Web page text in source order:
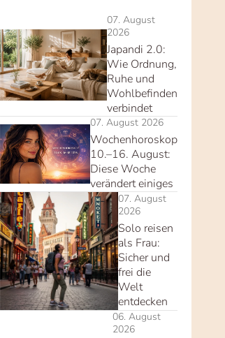
07. August
2026
Japandi 2.0:
Wie Ordnung,
Ruhe und
Wohlbefinden
verbindet
07. August 2026
Wochenhoroskop
10.–16. August:
Diese Woche
verändert einiges
07. August
2026
Solo reisen
als Frau:
Sicher und
frei die
Welt
entdecken
06. August
2026